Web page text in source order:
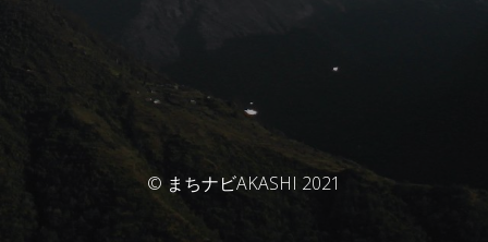
© まちナビAKASHI 2021